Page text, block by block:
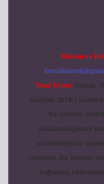
Reklam ve
Yasal Uyarı: Sitemiz,
Kurumu (BTK)
Bu nedenle,
yükümlülüğümüz
sorumluluğunu
sayılırlar. Bu internet
bağlantısı